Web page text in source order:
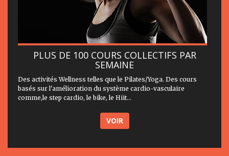
PLUS DE 100 COURS COLLECTIFS PAR
SEMAINE
Des activités Wellness telles que le Pilates/Yoga. Des cours
basés sur l'amélioration du système cardio-vasculaire
comme,le step cardio, le bike, le Hiit...
VOIR